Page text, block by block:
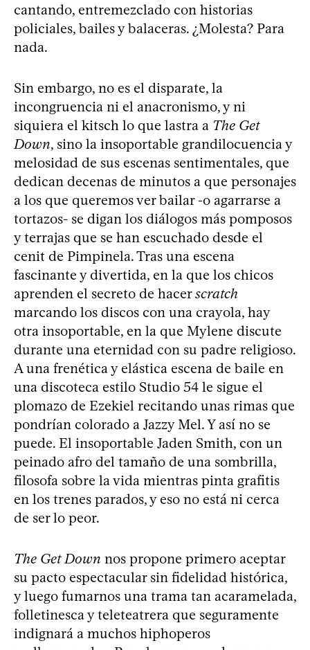
cantando, entremezclado con historias
policiales, bailes y balaceras. ¿Molesta? Para
nada.
Sin embargo, no es el disparate, la
incongruencia ni el anacronismo, y ni
siquiera el kitsch lo que lastra a The Get
Down, sino la insoportable grandilocuencia y
melosidad de sus escenas sentimentales, que
dedican decenas de minutos a que personajes
a los que queremos ver bailar -o agarrarse a
tortazos- se digan los diálogos más pomposos
y terrajas que se han escuchado desde el
cenit de Pimpinela. Tras una escena
fascinante y divertida, en la que los chicos
aprenden el secreto de hacerscratch
marcando los discos con una crayola, hay
otra insoportable, en la que Mylene discute
durante una eternidad con su padre religioso.
A una frenética y elástica escena de baile en
una discoteca estilo Studio 54 le sigue el
plomazo de Ezekiel recitando unas rimas que
pondrían colorado a Jazzy Mel. Y así no se
puede. El insoportable Jaden Smith, con un
peinado afro del tamaño de una sombrilla,
filosofa sobre la vida mientras pinta grafitis
en los trenes parados, y eso no está ni cerca
de ser lo peor.
The Get Down nos propone primero aceptar
su pacto espectacular sin fidelidad histórica,
y luego fumarnos una trama tan acaramelada,
folletinesca y teleteatrera que seguramente
indignará a muchos hiphoperos